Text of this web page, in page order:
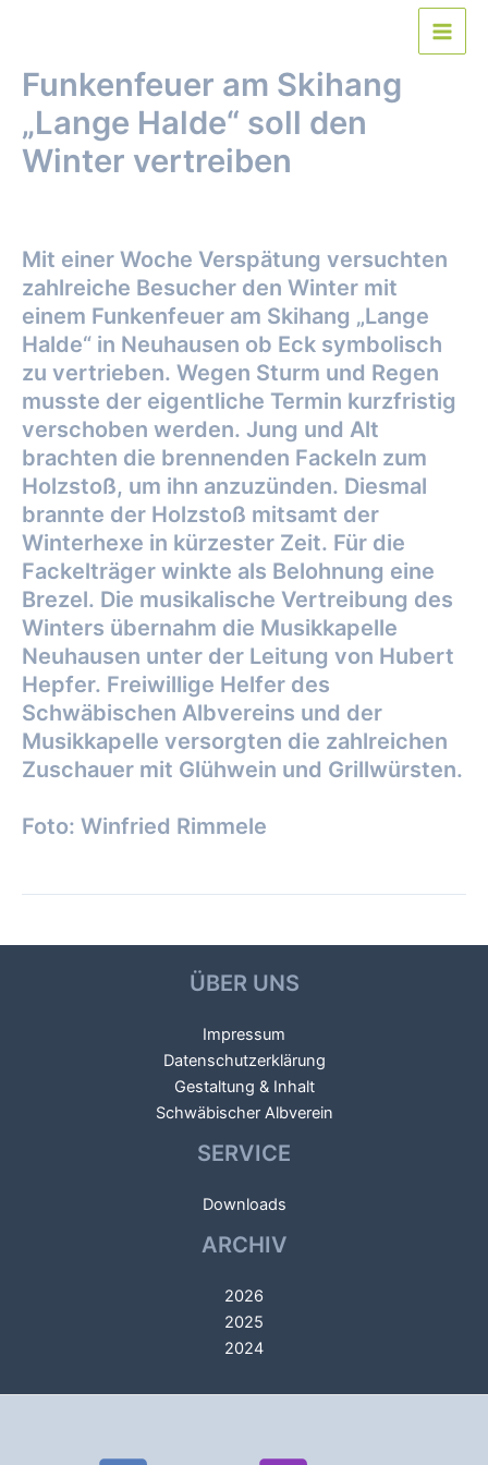
Main
Funkenfeuer am Skihang
„Lange Halde“ soll den
Winter vertreiben
Mit einer Woche Verspätung versuchten
zahlreiche Besucher den Winter mit
einem Funkenfeuer am Skihang „Lange
Halde“ in Neuhausen ob Eck symbolisch
zu vertrieben. Wegen Sturm und Regen
musste der eigentliche Termin kurzfristig
verschoben werden. Jung und Alt
brachten die brennenden Fackeln zum
Holzstoß, um ihn anzuzünden. Diesmal
brannte der Holzstoß mitsamt der
Winterhexe in kürzester Zeit. Für die
Fackelträger winkte als Belohnung eine
Brezel. Die musikalische Vertreibung des
Winters übernahm die Musikkapelle
Neuhausen unter der Leitung von Hubert
Hepfer. Freiwillige Helfer des
Schwäbischen Albvereins und der
Musikkapelle versorgten die zahlreichen
Zuschauer mit Glühwein und Grillwürsten.
Foto: Winfried Rimmele
ÜBER UNS
Impressum
Datenschutzerklärung
Gestaltung & Inhalt
Schwäbischer Albverein
SERVICE
Downloads
ARCHIV
2026
2025
2024